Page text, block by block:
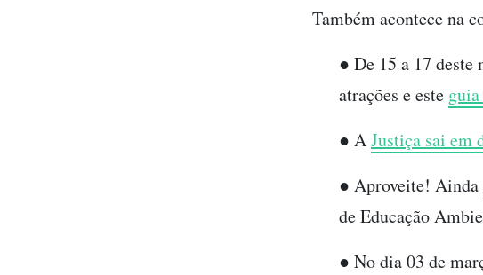
Também acontece na
● De 15 a 17 deste
atrações e este
● AJustiça sai em
● Aproveite! Ainda
de Educação
● No dia 03 de